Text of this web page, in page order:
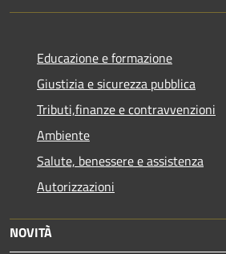
Educazione e formazione
Giustizia e sicurezza pubblica
Tributi,finanze e contravvenzioni
Ambiente
Salute, benessere e assistenza
Autorizzazioni
NOVITÀ